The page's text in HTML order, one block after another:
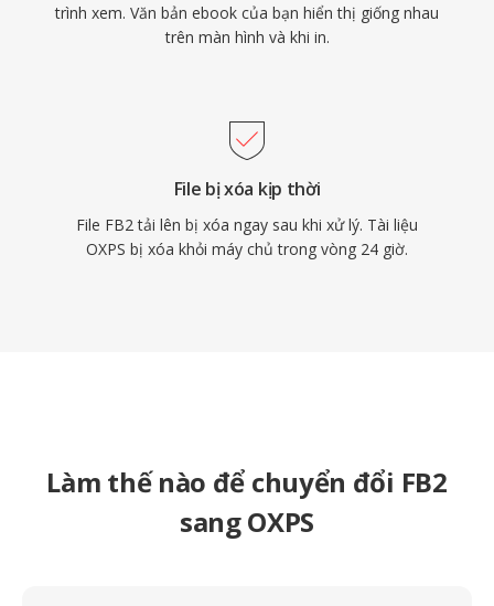
trình xem. Văn bản ebook của bạn hiển thị giống nhau
trên màn hình và khi in.
File bị xóa kịp thời
File FB2 tải lên bị xóa ngay sau khi xử lý. Tài liệu
OXPS bị xóa khỏi máy chủ trong vòng 24 giờ.
Làm thế nào để chuyển đổi FB2
sang OXPS